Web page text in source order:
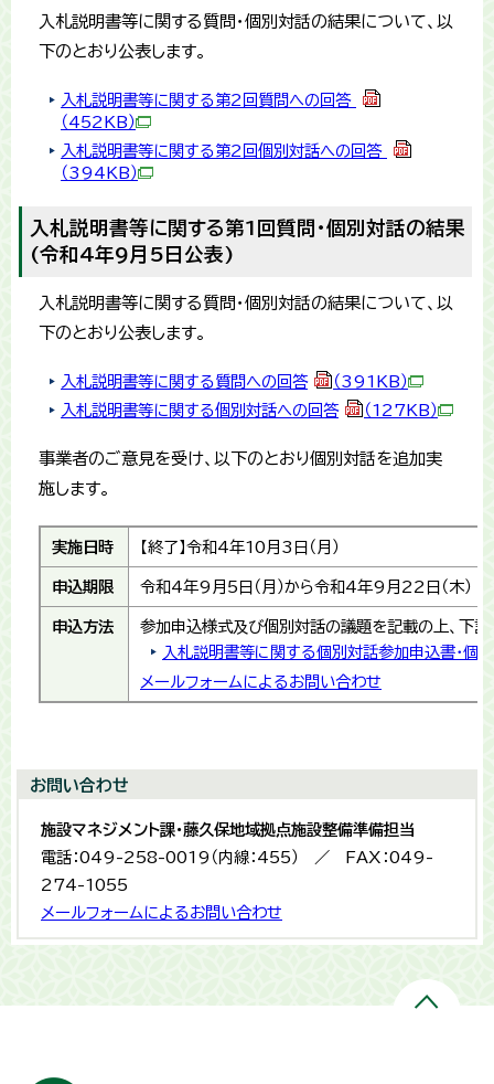
入札説明書等に関する質問・個別対話の結果について、以
下のとおり公表します。
入札説明書等に関する第2回質問への回答
（452KB）
入札説明書等に関する第2回個別対話への回答
（394KB）
入札説明書等に関する第1回質問・個別対話の結果
(令和4年9月5日公表)
入札説明書等に関する質問・個別対話の結果について、以
下のとおり公表します。
入札説明書等に関する質問への回答
（391KB）
入札説明書等に関する個別対話への回答
（127KB）
事業者のご意見を受け、以下のとおり個別対話を追加実
施します。
実施日時 【終了】令和4年10月3日（月）
申込期限 令和4年9月5日（月）から令和4年9月22日（木）
申込方法
参加申込様式及び個別対話の議題を記載の上、下
入札説明書等に関する個別対話参加申込書・個
メールフォームによるお問い合わせ
お問い合わせ
施設マネジメント課・藤久保地域拠点施設整備準備担当
電話：049-258-0019（内線：455） ／ FAX：049-
274-1055
メールフォームによるお問い合わせ